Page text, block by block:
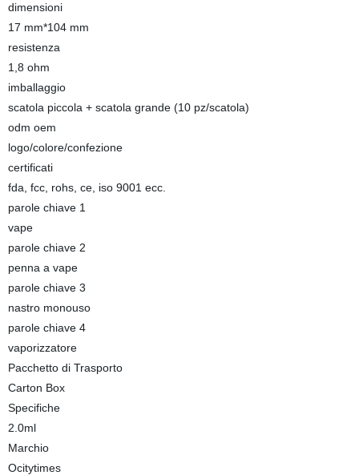
dimensioni
17 mm*104 mm
resistenza
1,8 ohm
imballaggio
scatola piccola + scatola grande (10 pz/scatola)
odm oem
logo/colore/confezione
certificati
fda, fcc, rohs, ce, iso 9001 ecc.
parole chiave 1
vape
parole chiave 2
penna a vape
parole chiave 3
nastro monouso
parole chiave 4
vaporizzatore
Pacchetto di Trasporto
Carton Box
Specifiche
2.0ml
Marchio
Ocitytimes